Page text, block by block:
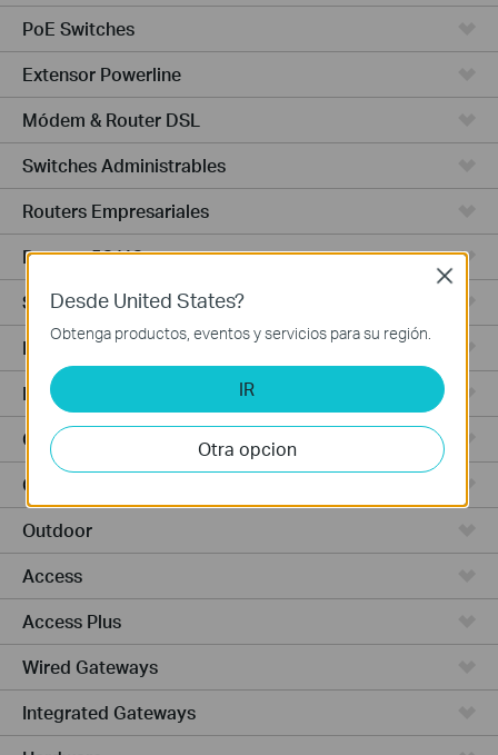
PoE Switches
Extensor Powerline
Módem & Router DSL
Switches Administrables
Routers Empresariales
Routers 5G/4G
Switches Smart
Punto de Acceso
Routers de Alta Potencia
Cámaras y seguridad
Ceiling Mount
Outdoor
Access
Access Plus
Wired Gateways
Integrated Gateways
Desde United States?
Obtenga productos, eventos y servicios para su región.
IR
Otra opcion
Close